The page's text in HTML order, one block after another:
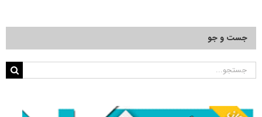
جست و جو
جستجو